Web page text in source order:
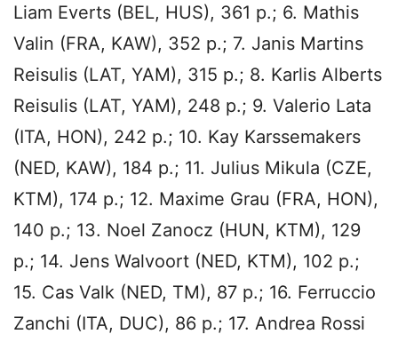
Liam Everts (BEL, HUS), 361 p.; 6. Mathis
Valin (FRA, KAW), 352 p.; 7. Janis Martins
Reisulis (LAT, YAM), 315 p.; 8. Karlis Alberts
Reisulis (LAT, YAM), 248 p.; 9. Valerio Lata
(ITA, HON), 242 p.; 10. Kay Karssemakers
(NED, KAW), 184 p.; 11. Julius Mikula (CZE,
KTM), 174 p.; 12. Maxime Grau (FRA, HON),
140 p.; 13. Noel Zanocz (HUN, KTM), 129
p.; 14. Jens Walvoort (NED, KTM), 102 p.;
15. Cas Valk (NED, TM), 87 p.; 16. Ferruccio
Zanchi (ITA, DUC), 86 p.; 17. Andrea Rossi